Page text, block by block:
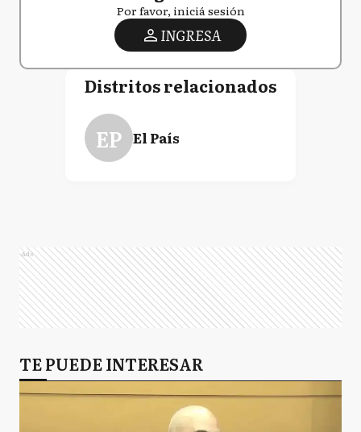
Por favor, iniciá sesión
INGRESA
Distritos relacionados
EP El País
Ads
TE PUEDE INTERESAR